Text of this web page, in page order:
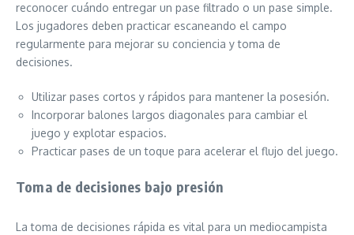
reconocer cuándo entregar un pase filtrado o un pase simple.
Los jugadores deben practicar escaneando el campo
regularmente para mejorar su conciencia y toma de
decisiones.
Utilizar pases cortos y rápidos para mantener la posesión.
Incorporar balones largos diagonales para cambiar el
juego y explotar espacios.
Practicar pases de un toque para acelerar el flujo del juego.
Toma de decisiones bajo presión
La toma de decisiones rápida es vital para un mediocampista